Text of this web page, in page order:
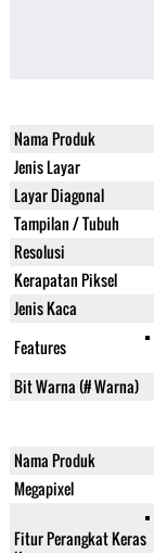
Nama Produk
Jenis Layar
Layar Diagonal
Tampilan / Tubuh
Resolusi
Kerapatan Piksel
Jenis Kaca
Features
Bit Warna (# Warna)
Nama Produk
Megapixel
Fitur Perangkat Keras